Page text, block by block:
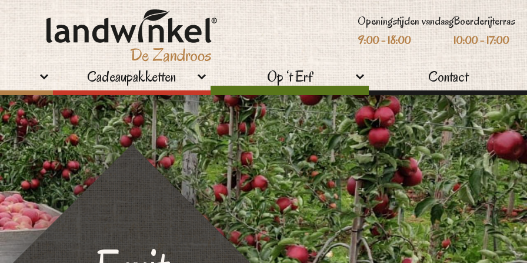
Cadeaupakketten Op ‘t Erf Contact
Openingstijden vandaag
9:00 - 18:00
Boerderijterras
10:00 - 17:00